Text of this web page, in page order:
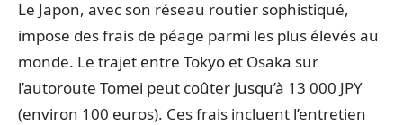
Le Japon, avec son réseau routier sophistiqué,
impose des frais de péage parmi les plus élevés au
monde. Le trajet entre Tokyo et Osaka sur
l’autoroute Tomei peut coûter jusqu’à 13 000 JPY
(environ 100 euros). Ces frais incluent l’entretien